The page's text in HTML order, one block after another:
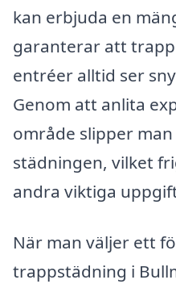
kan erbjuda en
garanterar att
entréer alltid ser
Genom att anlita
område slipper
städningen, vilket
andra viktiga
När man väljer ett
trappstädning i